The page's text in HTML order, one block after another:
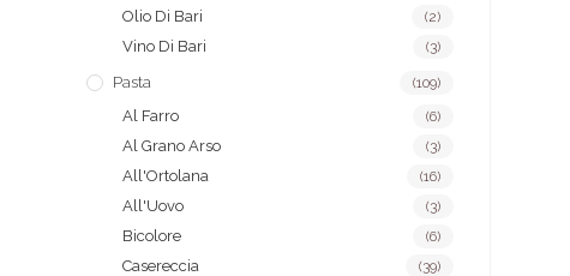
Olio Di Bari (2)
Vino Di Bari (3)
Pasta (109)
Al Farro (6)
Al Grano Arso (3)
All'Ortolana (16)
All'Uovo (3)
Bicolore (6)
Casereccia (39)